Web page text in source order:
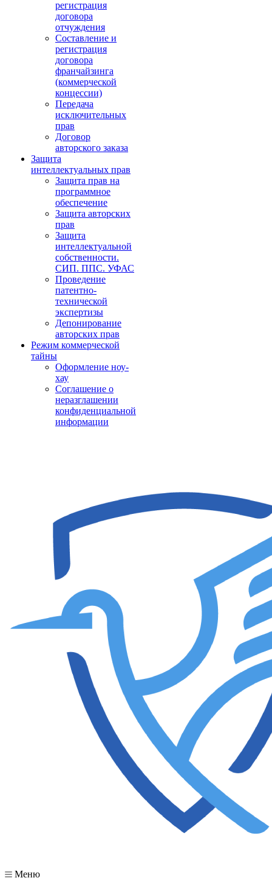
регистрация
договора
отчуждения
Составление и
регистрация
договора
франчайзинга
(коммерческой
концессии)
Передача
исключительных
прав
Договор
авторского заказа
Защита
интеллектуальных прав
Защита прав на
программное
обеспечение
Защита авторских
прав
Защита
интеллектуальной
собственности.
СИП. ППС. УФАС
Проведение
патентно-
технической
экспертизы
Депонирование
авторских прав
Режим коммерческой
тайны
Оформление ноу-
хау
Соглашение о
неразглашении
конфиденциальной
информации
Меню